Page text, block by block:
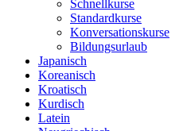
Schnellkurse
Standardkurse
Konversationskurse
Bildungsurlaub
Japanisch
Koreanisch
Kroatisch
Kurdisch
Latein